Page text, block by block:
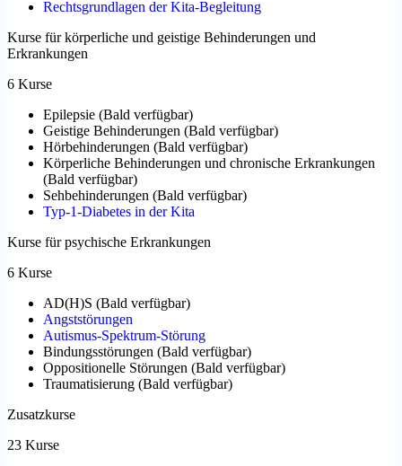
Rechtsgrundlagen der Kita-Begleitung
Kurse für körperliche und geistige Behinderungen und
Erkrankungen
6 Kurse
Epilepsie (Bald verfügbar)
Geistige Behinderungen (Bald verfügbar)
Hörbehinderungen (Bald verfügbar)
Körperliche Behinderungen und chronische Erkrankungen
(Bald verfügbar)
Sehbehinderungen (Bald verfügbar)
Typ-1-Diabetes in der Kita
Kurse für psychische Erkrankungen
6 Kurse
AD(H)S (Bald verfügbar)
Angststörungen
Autismus-Spektrum-Störung
Bindungsstörungen (Bald verfügbar)
Oppositionelle Störungen (Bald verfügbar)
Traumatisierung (Bald verfügbar)
Zusatzkurse
23 Kurse